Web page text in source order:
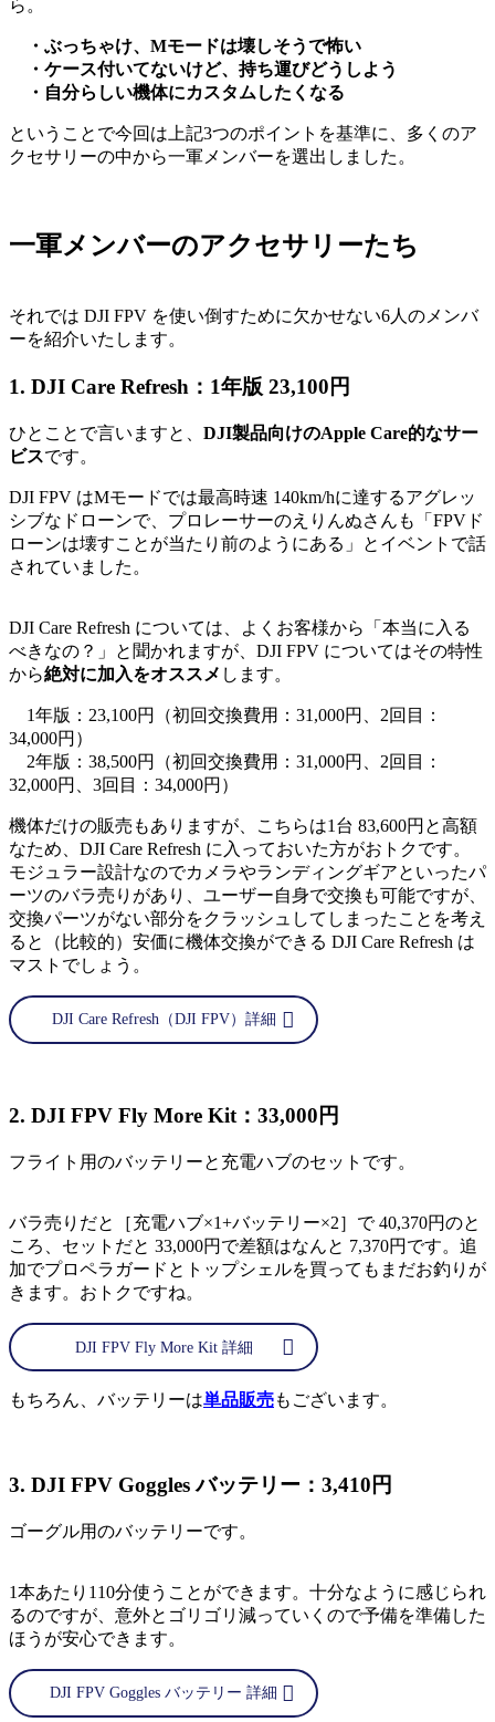
ら。
・ぶっちゃけ、Mモードは壊しそうで怖い
・ケース付いてないけど、持ち運びどうしよう
・自分らしい機体にカスタムしたくなる
ということで今回は上記3つのポイントを基準に、多くのア
クセサリーの中から一軍メンバーを選出しました。
一軍メンバーのアクセサリーたち
それでは DJI FPV を使い倒すために欠かせない6人のメンバ
ーを紹介いたします。
1. DJI Care Refresh：1年版 23,100円
ひとことで言いますと、 DJI製品向けのApple Care的なサー
ビスです。
DJI FPV はMモードでは最高時速 140km/hに達するアグレッ
シブなドローンで、プロレーサーのえりんぬさんも「FPVド
ローンは壊すことが当たり前のようにある」とイベントで話
されていました。
DJI Care Refresh については、よくお客様から「本当に入る
べきなの？」と聞かれますが、DJI FPV についてはその特性
から絶対に加入をオススメ します。
1年版：23,100円（初回交換費用：31,000円、2回目：
34,000円）
2年版：38,500円（初回交換費用：31,000円、2回目：
32,000円、3回目：34,000円）
機体だけの販売もありますが、こちらは1台 83,600円と高額
なため、DJI Care Refresh に入っておいた方がおトクです。
モジュラー設計なのでカメラやランディングギアといったパ
ーツのバラ売りがあり、ユーザー自身で交換も可能ですが、
交換パーツがない部分をクラッシュしてしまったことを考え
ると（比較的）安価に機体交換ができる DJI Care Refresh は
マストでしょう。
DJI Care Refresh（DJI FPV）詳細
2. DJI FPV Fly More Kit：33,000円
フライト用のバッテリーと充電ハブのセットです。
バラ売りだと［充電ハブ×1+バッテリー×2］で 40,370円のと
ころ、セットだと 33,000円で差額はなんと 7,370円です。追
加でプロペラガードとトップシェルを買ってもまだお釣りが
きます。おトクですね。
DJI FPV Fly More Kit 詳細
もちろん、バッテリーは単品販売もございます。
3. DJI FPV Goggles バッテリー：3,410円
ゴーグル用のバッテリーです。
1本あたり110分使うことができます。十分なように感じられ
るのですが、意外とゴリゴリ減っていくので予備を準備した
ほうが安心できます。
DJI FPV Goggles バッテリー 詳細